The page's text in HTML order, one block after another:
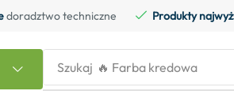
doradztwo techniczne Produkty
Szukaj 🔥 Farba kredowa